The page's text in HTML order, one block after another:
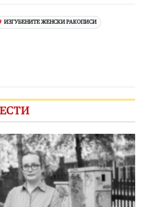
ИЗГУБЕНИТЕ ЖЕНСКИ РАКОПИСИ